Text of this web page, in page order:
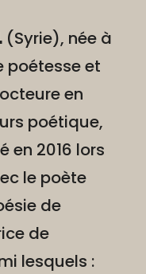
(Syrie), née à
poétesse et
en
poétique,
en 2016 lors
le poète
de
de
lesquels :